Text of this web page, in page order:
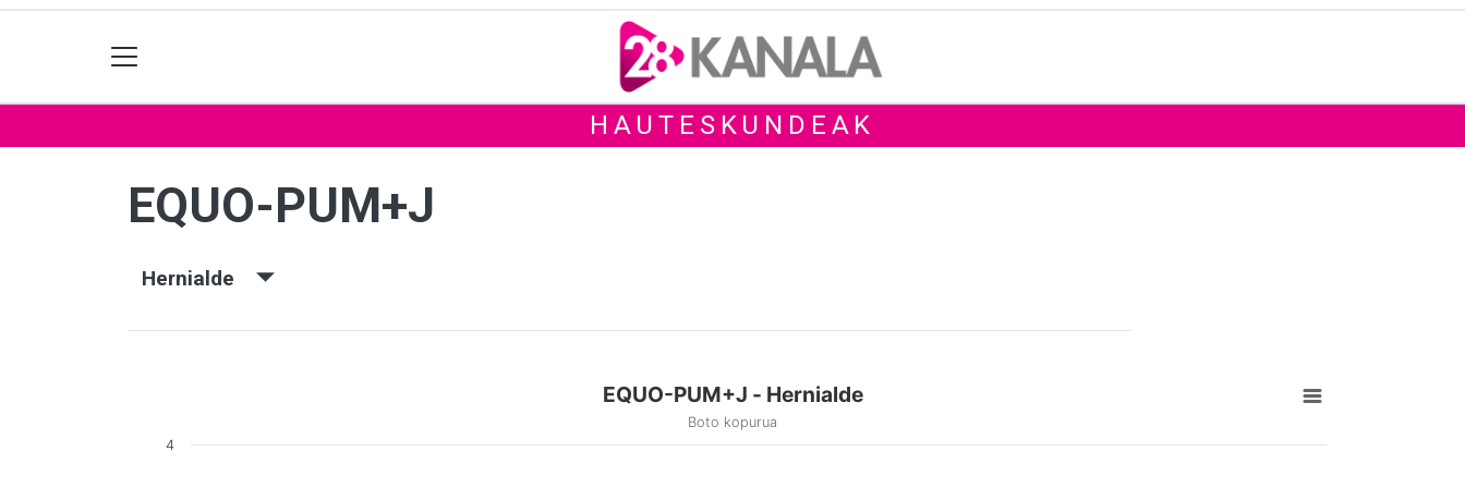
HAUTESKUNDEAK
EQUO-PUM+J
Hernialde
EQUO-PUM+J - Hernialde
Boto kopurua
4